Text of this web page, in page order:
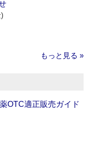
もっと見る »
OTC適正販売ガイド